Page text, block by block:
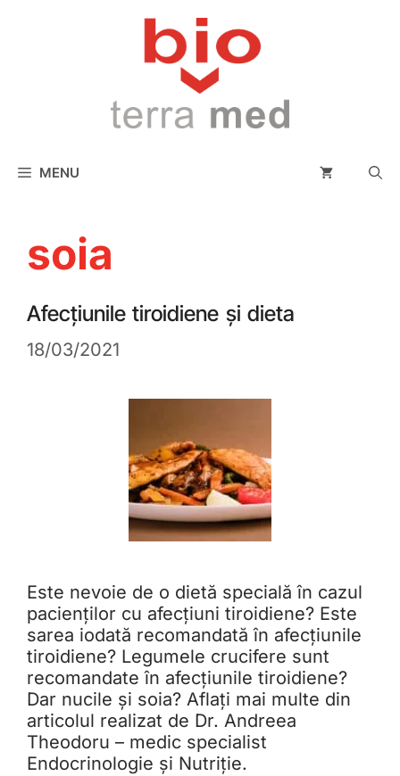
MENU
soia
Afecțiunile tiroidiene și dieta
18/03/2021
Este nevoie de o dietă specială în cazul
pacienților cu afecțiuni tiroidiene? Este
sarea iodată recomandată în afecțiunile
tiroidiene? Legumele crucifere sunt
recomandate în afecțiunile tiroidiene?
Dar nucile și soia? Aflați mai multe din
articolul realizat de Dr. Andreea
Theodoru – medic specialist
Endocrinologie și Nutriție.